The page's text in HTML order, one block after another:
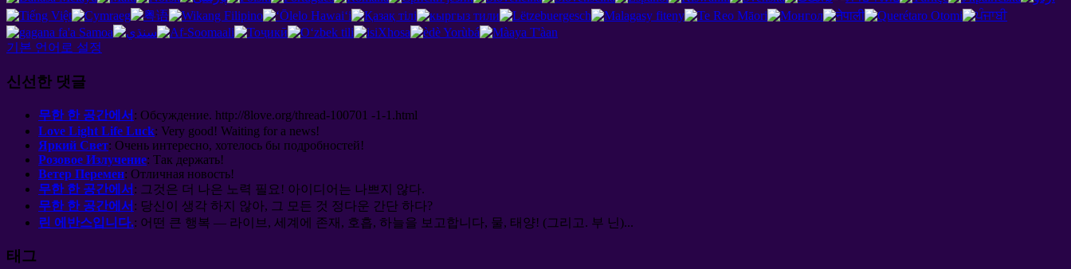
기본 언어로 설정
신선한 댓글
무한 한 공간에서 : Обсуждение. http://8love.org/thread-100701 -1-1.html
Love Light Life Luck: Very good! Waiting for a news!
Яркий Свет: Очень интересно, хотелось бы подробностей!
Розовое Излучение: Так держать!
Ветер Перемен: Отличная новость!
무한 한 공간에서 : 그것은 더 나은 노력 필요! 아이디어는 나쁘지 않다.
무한 한 공간에서 : 당신이 생각 하지 않아, 그 모든 것 정다운 간단 하다?
린 에반스입니다.: 어떤 큰 행복 — 라이브, 세계에 존재, 호흡, 하늘을 보고합니다, 물, 태양! (그리고. 부 닌)...
태그